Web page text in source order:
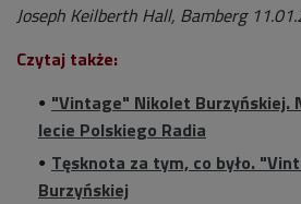
Joseph Keilberth Hall, Bamberg
Czytaj także:
"Vintage" Nikolet Burzyńskiej.
lecie Polskiego Radia
Tęsknota za tym, co było.
Burzyńskiej